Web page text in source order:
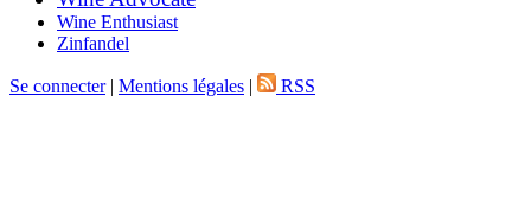
Wine Enthusiast
Zinfandel
Se connecter| Mentions légales | RSS